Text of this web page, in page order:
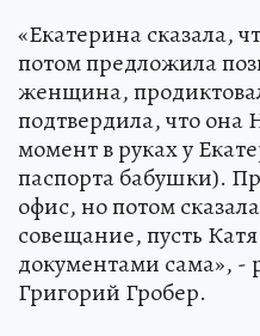
«Екатерина сказала,
потом предложила
женщина,
подтвердила, что она
момент в руках у
паспорта бабушки).
офис, но потом
совещание, пусть
документами сама», -
Григорий Гробер.